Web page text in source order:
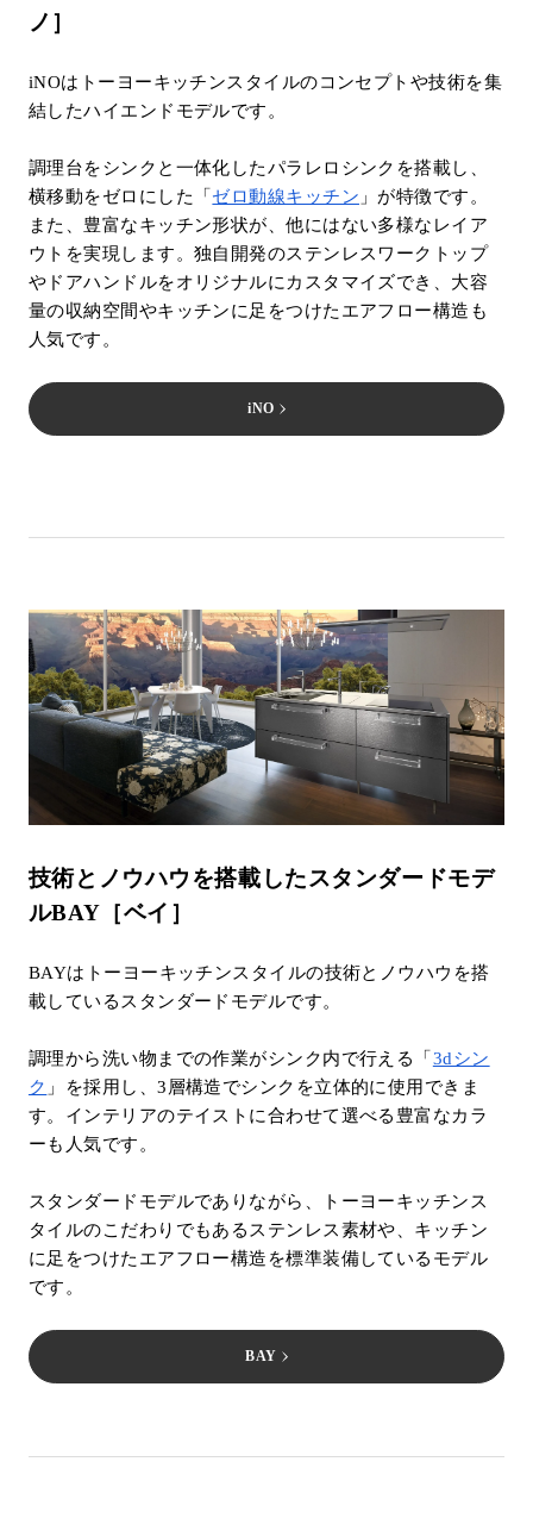
ノ］
iNOはトーヨーキッチンスタイルのコンセプトや技術を集
結したハイエンドモデルです。
調理台をシンクと一体化したパラレロシンクを搭載し、
横移動をゼロにした「 ゼロ動線キッチン 」が特徴です。
また、豊富なキッチン形状が、他にはない多様なレイア
ウトを実現します。独自開発のステンレスワークトップ
やドアハンドルをオリジナルにカスタマイズでき、大容
量の収納空間やキッチンに足をつけたエアフロー構造も
人気です。
iNO
技術とノウハウを搭載したスタンダードモデ
ルBAY［ベイ］
BAYはトーヨーキッチンスタイルの技術とノウハウを搭
載しているスタンダードモデルです。
調理から洗い物までの作業がシンク内で行える「 3dシン
ク 」を採用し、3層構造でシンクを立体的に使用できま
す。インテリアのテイストに合わせて選べる豊富なカラ
ーも人気です。
スタンダードモデルでありながら、トーヨーキッチンス
タイルのこだわりでもあるステンレス素材や、キッチン
に足をつけたエアフロー構造を標準装備しているモデル
です。
BAY